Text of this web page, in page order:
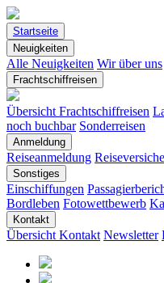
Startseite
Neuigkeiten
Alle Neuigkeiten Wir über uns
Frachtschiffreisen
Übersicht Frachtschiffreisen
noch buchbar Sonderreisen
Anmeldung
Reiseanmeldung
Sonstiges
Einschiffungen
Bordleben Fotowettbewerb
Kontakt
Übersicht Kontakt Newsletter